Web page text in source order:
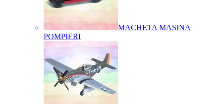
MACHETA MASINA
POMPIERI